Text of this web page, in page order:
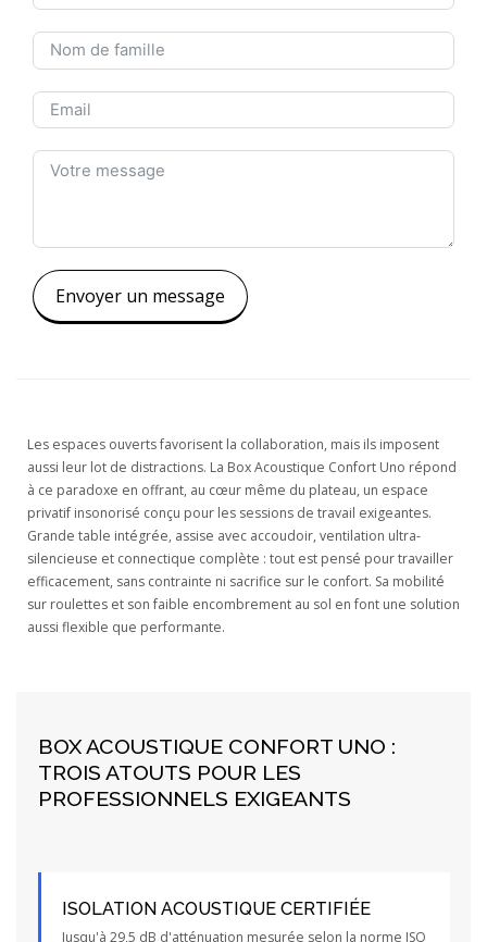
Envoyer un message
Les espaces ouverts favorisent la collaboration, mais ils imposent
aussi leur lot de distractions. La Box Acoustique Confort Uno répond
à ce paradoxe en offrant, au cœur même du plateau, un espace
privatif insonorisé conçu pour les sessions de travail exigeantes.
Grande table intégrée, assise avec accoudoir, ventilation ultra-
silencieuse et connectique complète : tout est pensé pour travailler
efficacement, sans contrainte ni sacrifice sur le confort. Sa mobilité
sur roulettes et son faible encombrement au sol en font une solution
aussi flexible que performante.
BOX ACOUSTIQUE CONFORT UNO :
TROIS ATOUTS POUR LES
PROFESSIONNELS EXIGEANTS
ISOLATION ACOUSTIQUE CERTIFIÉE
Jusqu'à 29,5 dB d'atténuation mesurée selon la norme ISO